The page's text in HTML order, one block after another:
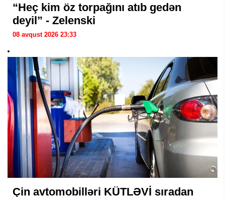
“Heç kim öz torpağını atıb gedən
deyil” - Zelenski
08 avqust 2026 23:33
Çin avtomobilləri KÜTLƏVİ sıradan